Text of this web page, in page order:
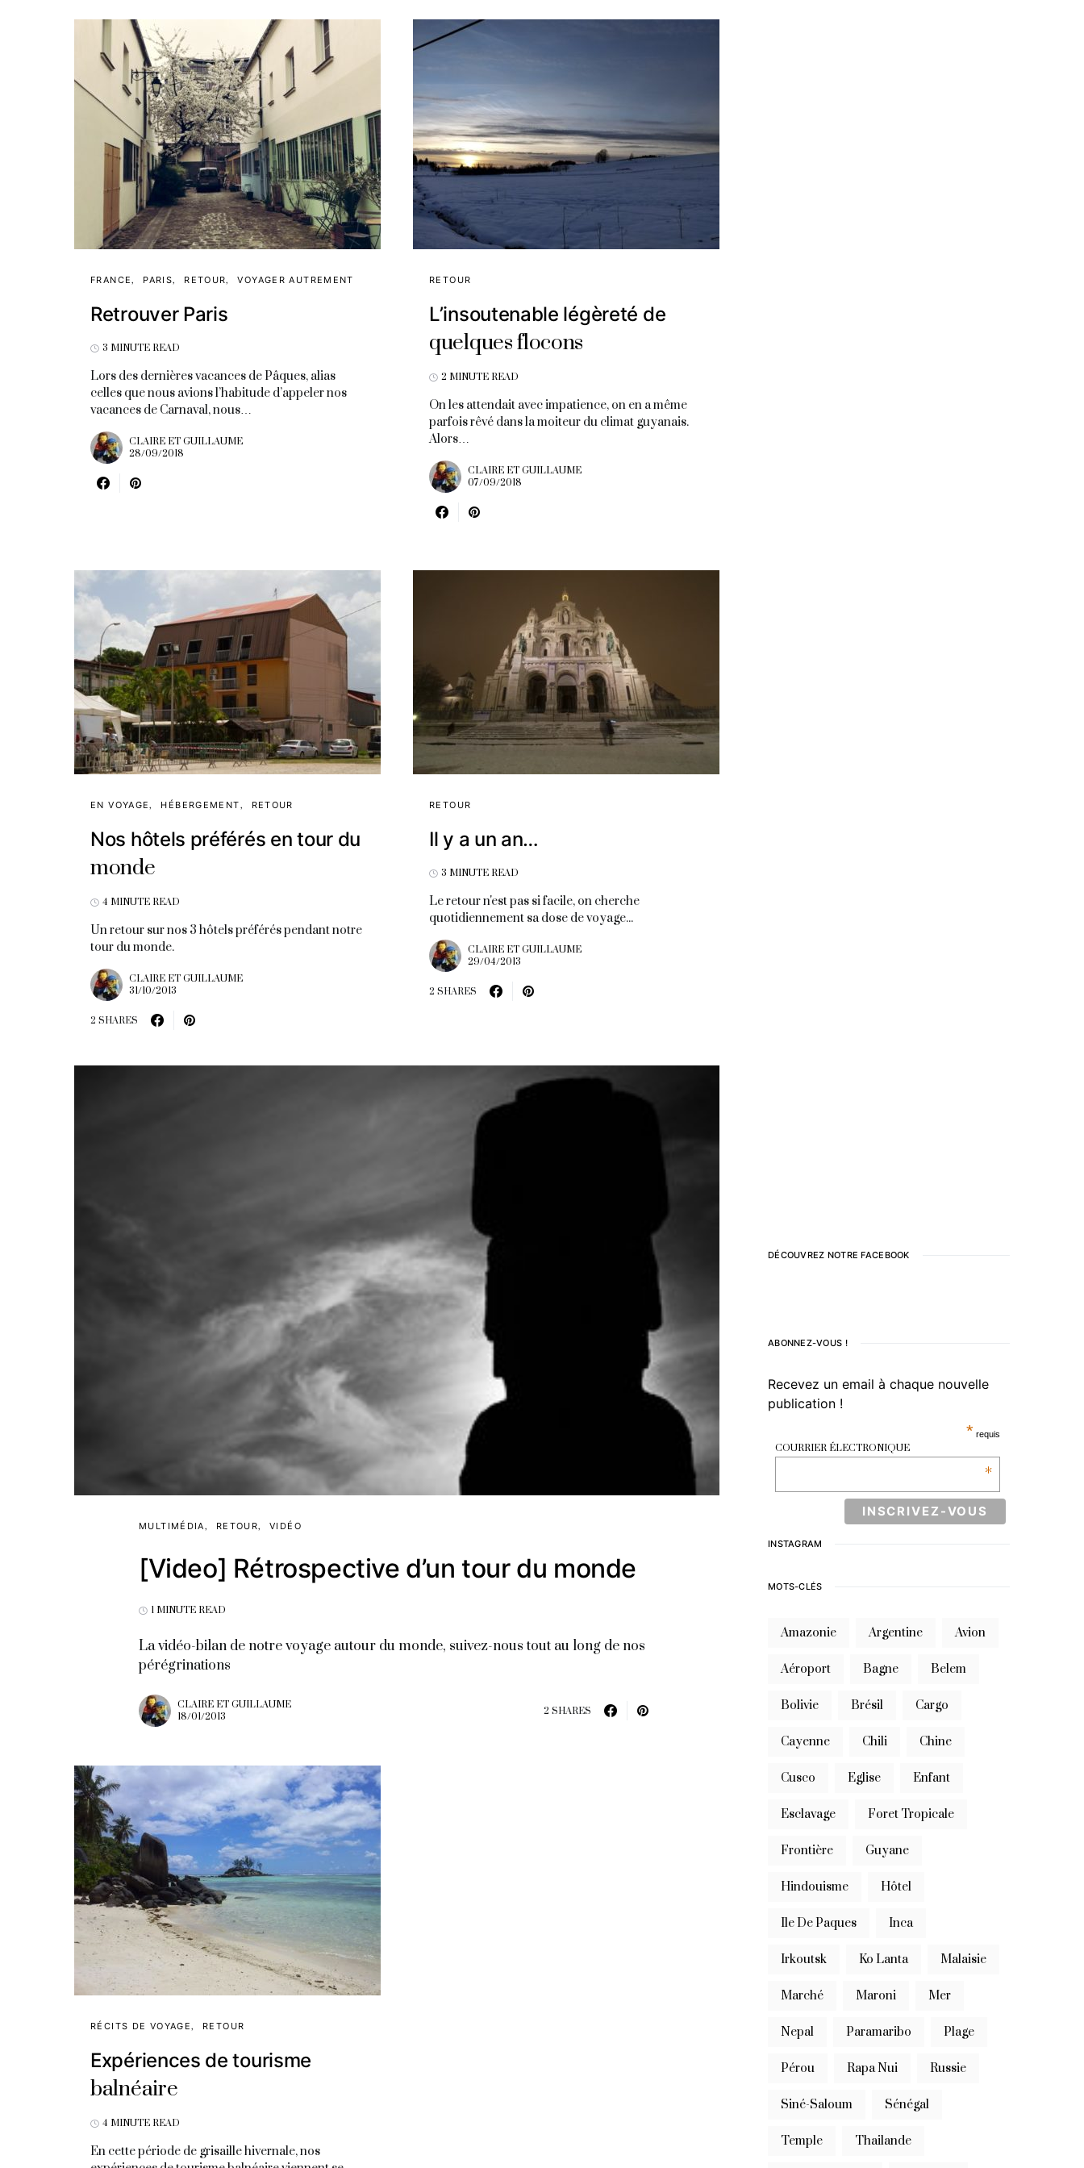
FRANCE PARIS RETOUR VOYAGER AUTREMENT
Retrouver Paris
3 MINUTE READ
Lors des dernières vacances de Pâques, alias
celles que nous avions l’habitude d’appeler nos
vacances de Carnaval, nous…
CLAIRE ET GUILLAUME
28/09/2018
RETOUR
L’insoutenable légèreté de
quelques flocons
2 MINUTE READ
On les attendait avec impatience, on en a même
parfois rêvé dans la moiteur du climat guyanais.
Alors…
CLAIRE ET GUILLAUME
07/09/2018
EN VOYAGE HÉBERGEMENT RETOUR
Nos hôtels préférés en tour du
monde
4 MINUTE READ
Un retour sur nos 3 hôtels préférés pendant notre
tour du monde.
CLAIRE ET GUILLAUME
31/10/2013
2 SHARES
RETOUR
Il y a un an…
3 MINUTE READ
Le retour n'est pas si facile, on cherche
quotidiennement sa dose de voyage...
CLAIRE ET GUILLAUME
29/04/2013
2 SHARES
MULTIMÉDIA RETOUR VIDÉO
[Video] Rétrospective d’un tour du monde
1 MINUTE READ
La vidéo-bilan de notre voyage autour du monde, suivez-nous tout au long de nos
pérégrinations
CLAIRE ET GUILLAUME
18/01/2013
2 SHARES
RÉCITS DE VOYAGE RETOUR
Expériences de tourisme
balnéaire
4 MINUTE READ
En cette période de grisaille hivernale, nos
DÉCOUVREZ NOTRE FACEBOOK
ABONNEZ-VOUS !
Recevez un email à chaque nouvelle
publication !
* requis
COURRIER ÉLECTRONIQUE
*
INSTAGRAM
MOTS-CLÉS
Amazonie Argentine Avion
Aéroport Bagne Belem
Bolivie Brésil Cargo
Cayenne Chili Chine
Cusco Eglise Enfant
Esclavage Foret Tropicale
Frontière Guyane
Hindouisme Hôtel
Ile De Paques Inca
Irkoutsk Ko Lanta Malaisie
Marché Maroni Mer
Nepal Paramaribo Plage
Pérou Rapa Nui Russie
Siné-Saloum Sénégal
Temple Thailande